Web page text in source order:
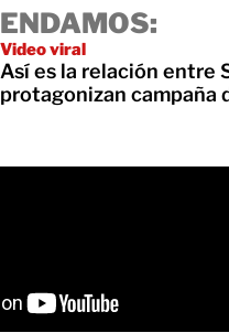
Video viral
Así es la relación entre
protagonizan campaña